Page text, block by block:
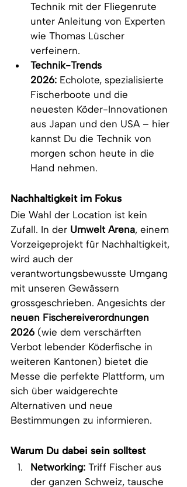
Technik mit der Fliegenrute
unter Anleitung von Experten
wie Thomas Lüscher
verfeinern.
Technik-Trends
2026: Echolote, spezialisierte
Fischerboote und die
neuesten Köder-Innovationen
aus Japan und den USA – hier
kannst Du die Technik von
morgen schon heute in die
Hand nehmen.
Nachhaltigkeit im Fokus
Die Wahl der Location ist kein
Zufall. In der Umwelt Arena, einem
Vorzeigeprojekt für Nachhaltigkeit,
wird auch der
verantwortungsbewusste Umgang
mit unseren Gewässern
grossgeschrieben. Angesichts der
neuen Fischereiverordnungen
2026 (wie dem verschärften
Verbot lebender Köderfische in
weiteren Kantonen) bietet die
Messe die perfekte Plattform, um
sich über waidgerechte
Alternativen und neue
Bestimmungen zu informieren.
Warum Du dabei sein solltest
Networking: Triff Fischer aus
der ganzen Schweiz, tausche